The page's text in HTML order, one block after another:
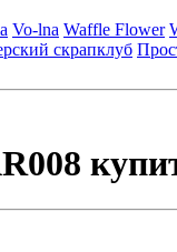
Vo-lna Waffle Flower
скрапклуб